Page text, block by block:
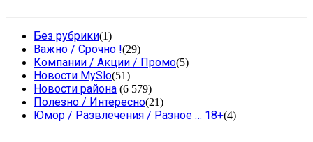
Без рубрики(1)
Важно / Срочно !(29)
Компании / Акции / Промо(5)
Новости MySlo(51)
Новости района (6 579)
Полезно / Интересно(21)
Юмор / Развлечения / Разное … 18+(4)